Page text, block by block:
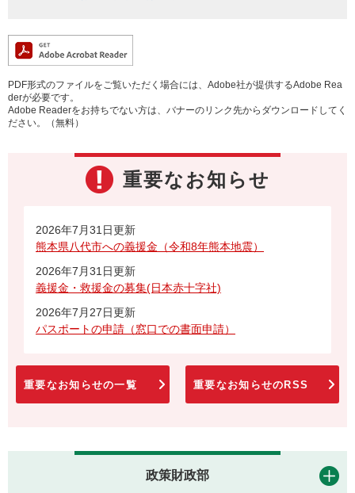
PDF形式のファイルをご覧いただく場合には、Adobe社が提供するAdobe Rea
derが必要です。
Adobe Readerをお持ちでない方は、バナーのリンク先からダウンロードしてく
ださい。（無料）
重要なお知らせ
2026年7月31日更新
熊本県八代市への義援金（令和8年熊本地震）
2026年7月31日更新
義援金・救援金の募集(日本赤十字社)
2026年7月27日更新
パスポートの申請（窓口での書面申請）
重要なお知らせの一覧 重要なお知らせのRSS
政策財政部